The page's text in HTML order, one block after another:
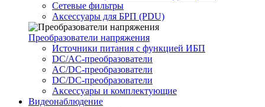
Сетевые фильтры
Аксессуары для БРП (PDU)
Преобразователи напряжения
Источники питания c функцией ИБП
DC/AC-преобразователи
AC/DC-преобразователи
DC/DC-преобразователи
Аксессуары и комплектующие
Видеонаблюдение